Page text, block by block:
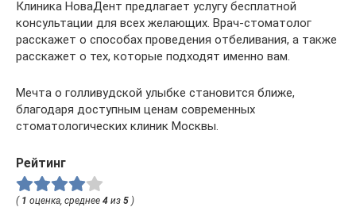
Клиника НоваДент предлагает услугу бесплатной
консультации для всех желающих. Врач-стоматолог
расскажет о способах проведения отбеливания, а также
расскажет о тех, которые подходят именно вам.
Мечта о голливудской улыбке становится ближе,
благодаря доступным ценам современных
стоматологических клиник Москвы.
Рейтинг
( 1 оценка, среднее 4 из 5 )